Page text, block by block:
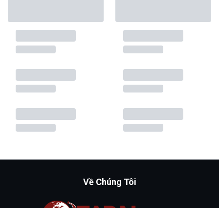
Về Chúng Tôi